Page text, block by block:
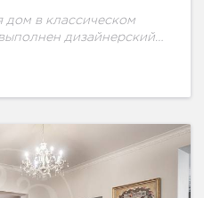
дом в классическом
дизайнерский
Грамотная